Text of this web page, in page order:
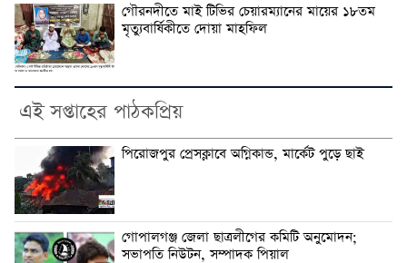
গৌরনদীতে মাই টিভির চেয়ারম্যানের মায়ের ১৮তম
মৃত্যুবার্ষিকীতে দোয়া মাহফিল
এই সপ্তাহের পাঠকপ্রিয়
পিরোজপুর প্রেসক্লাবে অগ্নিকান্ড, মার্কেট পুড়ে ছাই
গোপালগঞ্জ জেলা ছাত্রলীগের কমিটি অনুমোদন;
সভাপতি নিউটন, সম্পাদক পিয়াল